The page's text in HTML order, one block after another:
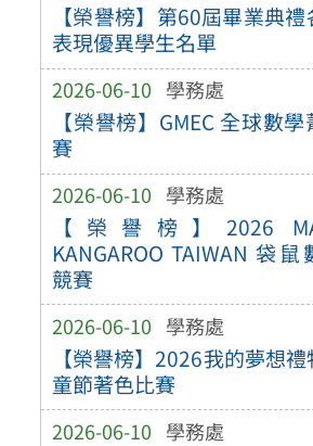
【榮譽榜】第60屆畢業典
表現優異學生名單
2026-06-10 學務處
【榮譽榜】GMEC 全球數
賽
2026-06-10 學務處
【榮譽榜】2026
KANGAROO TAIWAN 袋鼠
競賽
2026-06-10 學務處
【榮譽榜】2026我的夢想禮
童節著色比賽
2026-06-10 學務處